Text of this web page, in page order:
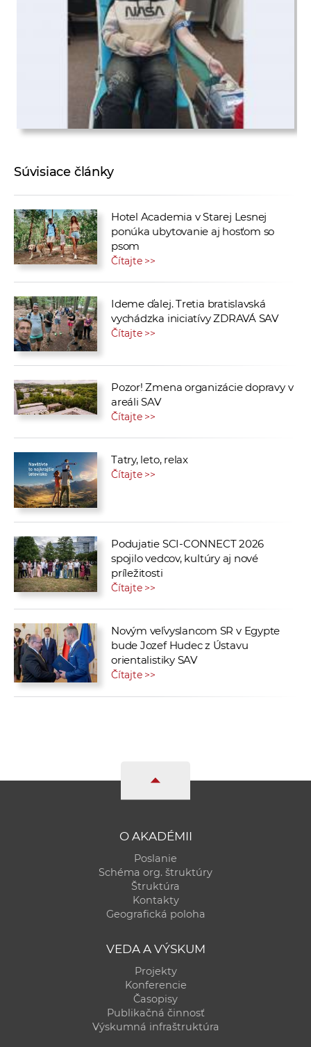
Súvisiace články
Hotel Academia v Starej Lesnej
ponúka ubytovanie aj hosťom so
psom
Čítajte >>
Ideme ďalej. Tretia bratislavská
vychádzka iniciatívy ZDRAVÁ SAV
Čítajte >>
Pozor! Zmena organizácie dopravy v
areáli SAV
Čítajte >>
Tatry, leto, relax
Čítajte >>
Podujatie SCI-CONNECT 2026
spojilo vedcov, kultúry aj nové
príležitosti
Čítajte >>
Novým veľvyslancom SR v Egypte
bude Jozef Hudec z Ústavu
orientalistiky SAV
Čítajte >>
O AKADÉMII
Poslanie
Schéma org. štruktúry
Štruktúra
Kontakty
Geografická poloha
VEDA A VÝSKUM
Projekty
Konferencie
Časopisy
Publikačná činnosť
Výskumná infraštruktúra